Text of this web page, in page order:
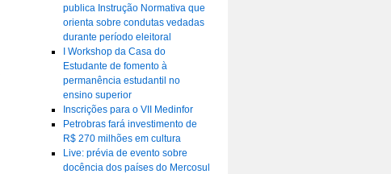
publica Instrução Normativa que
orienta sobre condutas vedadas
durante período eleitoral
I Workshop da Casa do
Estudante de fomento à
permanência estudantil no
ensino superior
Inscrições para o VII Medinfor
Petrobras fará investimento de
R$ 270 milhões em cultura
Live: prévia de evento sobre
docência dos países do Mercosul